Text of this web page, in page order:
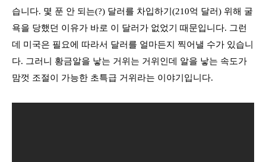
습니다. 몇 푼 안 되는(?) 달러를 차입하기 (210억 달러) 위해 굴
욕을 당했던 이유가 바로 이 달러가 없었기 때문입니다. 그런
데 미국은 필요에 따라서 달러를 얼마든지 찍어낼 수가 있습니
다. 그러니 황금알을 낳는 거위는 거위인데 알을 낳는 속도가
맘껏 조절이 가능한 초특급 거위라는 이야기입니다.